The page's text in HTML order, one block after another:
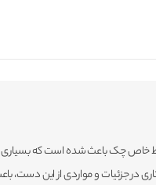
چک باعث شده است که بسیاری از
جزئیات و مواردی از این دست،